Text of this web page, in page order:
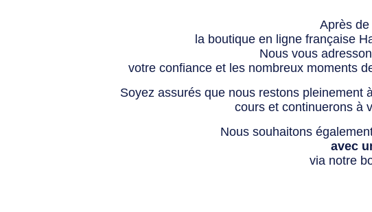
Après
la boutique en ligne française
Nous vous
votre confiance et les nombreux moments
Soyez assurés que nous restons pleinement
cours et continuerons à
Nous souhaitons
avec
via notre